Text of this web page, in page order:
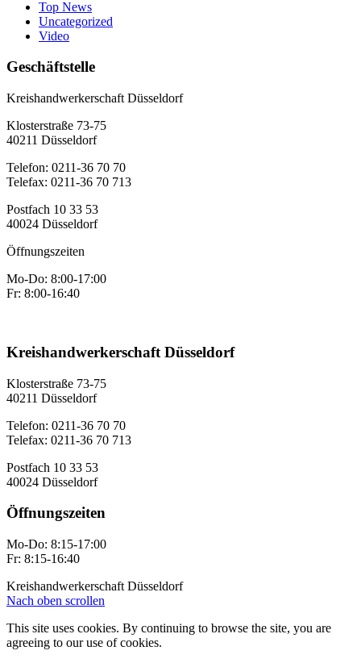
Top News
Uncategorized
Video
Geschäftstelle
Kreishandwerkerschaft Düsseldorf
Klosterstraße 73-75
40211 Düsseldorf
Telefon: 0211-36 70 70
Telefax: 0211-36 70 713
Postfach 10 33 53
40024 Düsseldorf
Öffnungszeiten
Mo-Do: 8:00-17:00
Fr: 8:00-16:40
Kreishandwerkerschaft Düsseldorf
Klosterstraße 73-75
40211 Düsseldorf
Telefon: 0211-36 70 70
Telefax: 0211-36 70 713
Postfach 10 33 53
40024 Düsseldorf
Öffnungszeiten
Mo-Do: 8:15-17:00
Fr: 8:15-16:40
Kreishandwerkerschaft Düsseldorf
Nach oben scrollen
This site uses cookies. By continuing to browse the site, you are
agreeing to our use of cookies.